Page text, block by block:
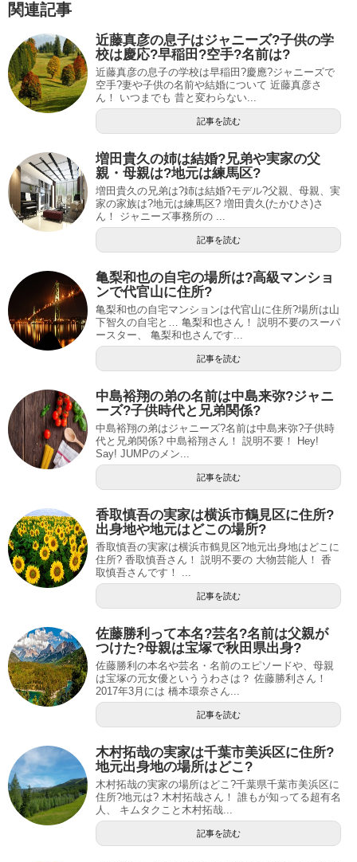
関連記事
近藤真彦の息子はジャニーズ?子供の学
校は慶応?早稲田?空手?名前は?
近藤真彦の息子の学校は早稲田?慶應?ジャニーズで
空手?妻や子供の名前や結婚について 近藤真彦さ
ん！ いつまでも 昔と変わらない...
記事を読む
増田貴久の姉は結婚?兄弟や実家の父
親・母親は?地元は練馬区?
増田貴久の兄弟は?姉は結婚?モデル?父親、母親、実
家の家族は?地元は練馬区? 増田貴久(たかひさ)さ
ん！ ジャニーズ事務所の ...
記事を読む
亀梨和也の自宅の場所は?高級マンショ
ンで代官山に住所?
亀梨和也の自宅マンションは代官山に住所?場所は山
下智久の自宅と… 亀梨和也さん！ 説明不要のスーパ
ースター、 亀梨和也さんです...
記事を読む
中島裕翔の弟の名前は中島来弥?ジャニ
ーズ?子供時代と兄弟関係?
中島裕翔の弟はジャニーズ?名前は中島来弥?子供時
代と兄弟関係? 中島裕翔さん！ 説明不要！ Hey!
Say! JUMPのメン...
記事を読む
香取慎吾の実家は横浜市鶴見区に住所?
出身地や地元はどこの場所?
香取慎吾の実家は横浜市鶴見区?地元出身地はどこに
住所? 香取慎吾さん！ 説明不要の 大物芸能人！ 香
取慎吾さんです！ ...
記事を読む
佐藤勝利って本名?芸名?名前は父親が
つけた?母親は宝塚で秋田県出身?
佐藤勝利の本名や芸名・名前のエピソードや、母親
は宝塚の元女優といううわさは？ 佐藤勝利さん！
2017年3月には 橋本環奈さん...
記事を読む
木村拓哉の実家は千葉市美浜区に住所?
地元出身地の場所はどこ?
木村拓哉の実家の場所はどこ?千葉県千葉市美浜区に
住所?地元は? 木村拓哉さん！ 誰もが知ってる超有名
人、 キムタクこと木村拓哉...
記事を読む